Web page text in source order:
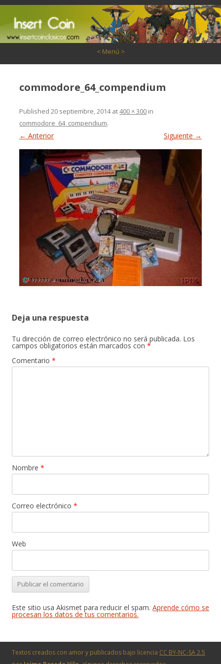
< Menú >
commodore_64_compendium
Published20 septiembre, 2014at400 × 300 in
commodore_64_compendium.
← Anterior Siguiente →
Deja una respuesta
Tu dirección de correo electrónico no será publicada. Los
campos obligatorios están marcados con *
Comentario *
Nombre *
Correo electrónico *
Web
Este sitio usa Akismet para reducir el spam. Aprende cómo se
procesan los datos de tus comentarios.
Textos creados con amor y publicados bajo licencia CC BY-NC-SA 2.5